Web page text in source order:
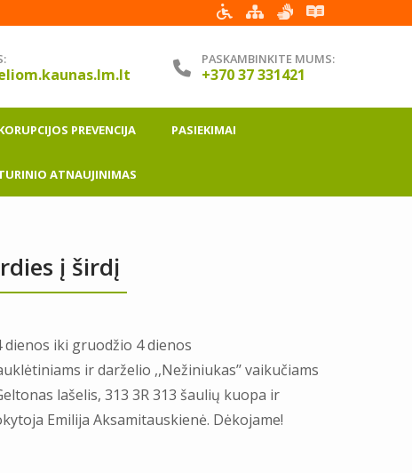
PASKAMBINKITE MUMS:
+370 37 331421
PREVENCIJA PASIEKIMAI
ATNAUJINIMAS
į širdį
iki gruodžio 4 dienos
ir darželio ,,Nežiniukas’’ vaikučiams
lašelis, 313 3R 313 šaulių kuopa ir
Emilija Aksamitauskienė. Dėkojame!